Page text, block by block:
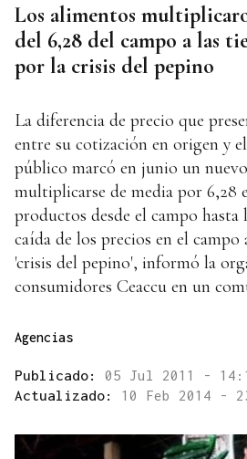
Los alimentos
del 6,28 del campo a las
por la crisis del pepino
La diferencia de precio que
entre su cotización en origen y
público marcó en junio un
multiplicarse de media por 6,28
productos desde el campo hasta
caída de los precios en el
'crisis del pepino', informó la
consumidores Ceaccu en un
Agencias
Publicado: 05 Jul 2011 -
Actualizado: 10 Feb 2014 -